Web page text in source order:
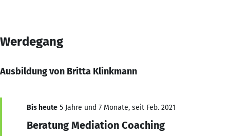
Werdegang
Ausbildung von Britta Klinkmann
Bis heute 5 Jahre und 7 Monate, seit Feb. 2021
Beratung Mediation Coaching